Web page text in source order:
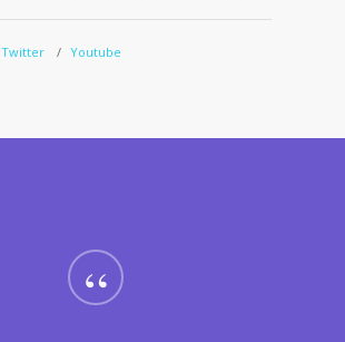
Twitter Youtube
“